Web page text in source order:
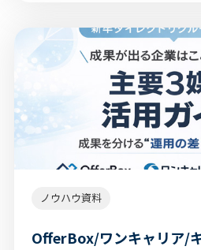
ノウハウ資料
OfferBox/ワンキャリア/